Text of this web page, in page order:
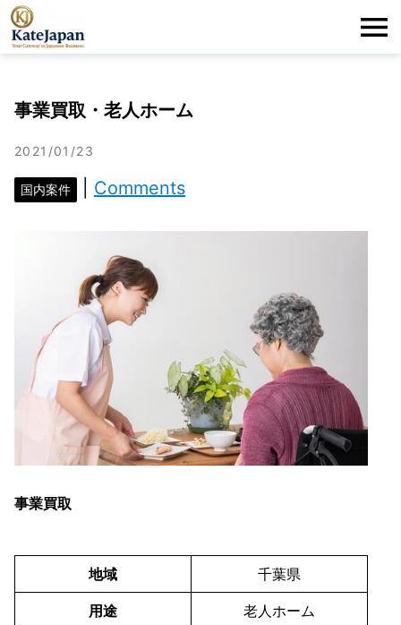
KateJapan
LLC
事業買取・老人ホーム
2021/01/23
国内案件 Comments
事業買取
地域 千葉県
用途 老人ホーム